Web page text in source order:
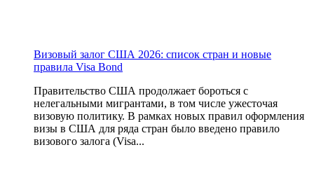
Визовый залог США 2026: список стран и новые
правила Visa Bond
Правительство США продолжает бороться с
нелегальными мигрантами, в том числе ужесточая
визовую политику. В рамках новых правил оформления
визы в США для ряда стран было введено правило
визового залога (Visa...